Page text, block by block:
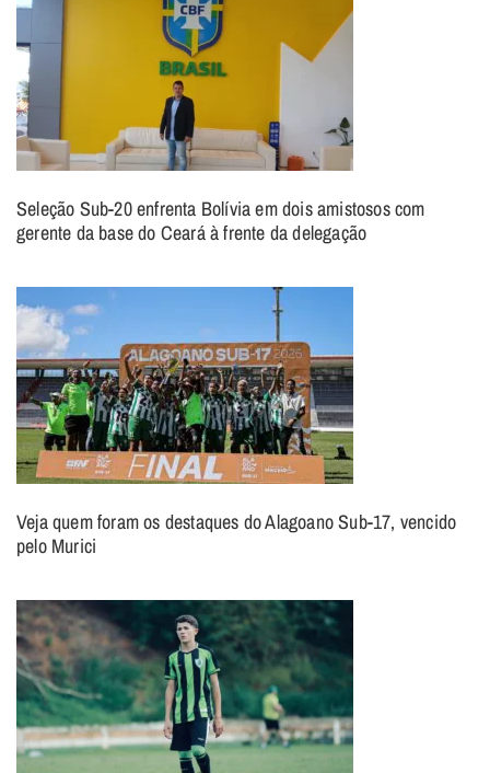
Seleção Sub-20 enfrenta Bolívia em dois amistosos com
gerente da base do Ceará à frente da delegação
Veja quem foram os destaques do Alagoano Sub-17, vencido
pelo Murici